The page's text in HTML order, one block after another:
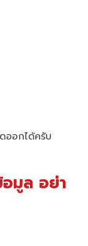
ออกได้ครับ
มูล อย่า